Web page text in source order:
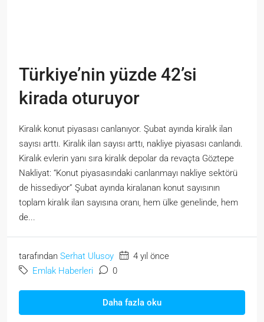
Türkiye’nin yüzde 42’si
kirada oturuyor
Kiralık konut piyasası canlanıyor. Şubat ayında kiralık ilan
sayısı arttı. Kiralık ilan sayısı arttı, nakliye piyasası canlandı.
Kiralık evlerin yanı sıra kiralık depolar da revaçta Göztepe
Nakliyat: “Konut piyasasındaki canlanmayı nakliye sektörü
de hissediyor” Şubat ayında kiralanan konut sayısının
toplam kiralık ilan sayısına oranı, hem ülke genelinde, hem
de...
tarafından Serhat Ulusoy
4 yıl önce
Emlak Haberleri
0
Daha fazla oku